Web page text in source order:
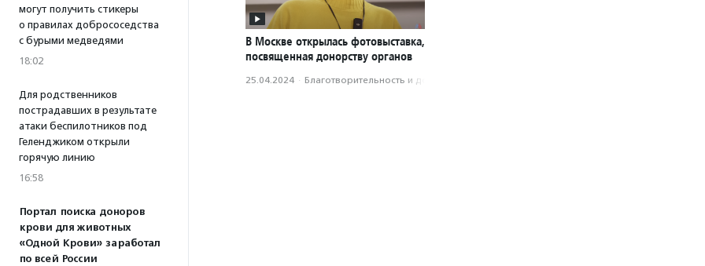
могут получить стикеры
о правилах добрососедства
с бурыми медведями
18:02
Для родственников
пострадавших в результате
атаки беспилотников под
Геленджиком открыли
горячую линию
16:58
Портал поиска доноров
крови для животных
«Одной Крови» заработал
по всей России
В Москве открылась фотовыставка,
посвященная донорству органов
25.04.2024 · Благотвори­тель­ность и доброволь­чест­во